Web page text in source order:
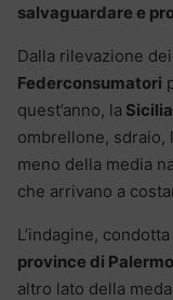
salvaguardare e
Dalla rilevazione
Federconsumatori
quest’anno, la
ombrellone, sdraio,
meno della media
che arrivano a
L’indagine,
province di
altro lato della